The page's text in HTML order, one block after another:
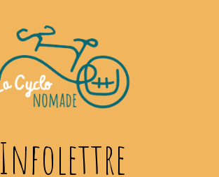
Infolettre